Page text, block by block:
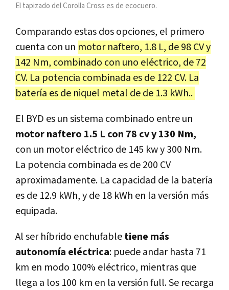
El tapizado del Corolla Cross es de ecocuero.
Comparando estas dos opciones, el primero
cuenta con un motor naftero, 1.8 L, de 98 CV y
142 Nm, combinado con uno eléctrico, de 72
CV. La potencia combinada es de 122 CV. La
batería es de niquel metal de de 1.3 kWh..
El BYD es un sistema combinado entre un
motor naftero 1.5 L con 78 cv y 130 Nm,
con un motor eléctrico de 145 kw y 300 Nm.
La potencia combinada es de 200 CV
aproximadamente. La capacidad de la batería
es de 12.9 kWh, y de 18 kWh en la versión más
equipada.
Al ser híbrido enchufabletiene más
autonomía eléctrica: puede andar hasta 71
km en modo 100% eléctrico, mientras que
llega a los 100 km en la versión full. Se recarga